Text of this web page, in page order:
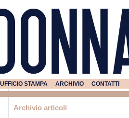
UFFICIO STAMPA ARCHIVIO CONTATTI
Archivio articoli